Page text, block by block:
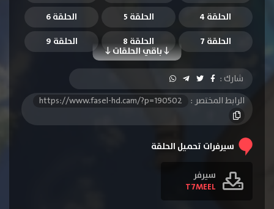
الحلقة 4
الحلقة 5 الحلقة 6
باقي الحلقات
الحلقة 7 الحلقة 8
الحلقة 9
الحلقة 10
الحلقة 11
الحلقة 13
الحلقة 14
شارك :
الرابط المختصر :
https://www.fasel-hd.cam/?p=190502
سيرفرات تحميل الحلقة
سيرفر
T7MEEL